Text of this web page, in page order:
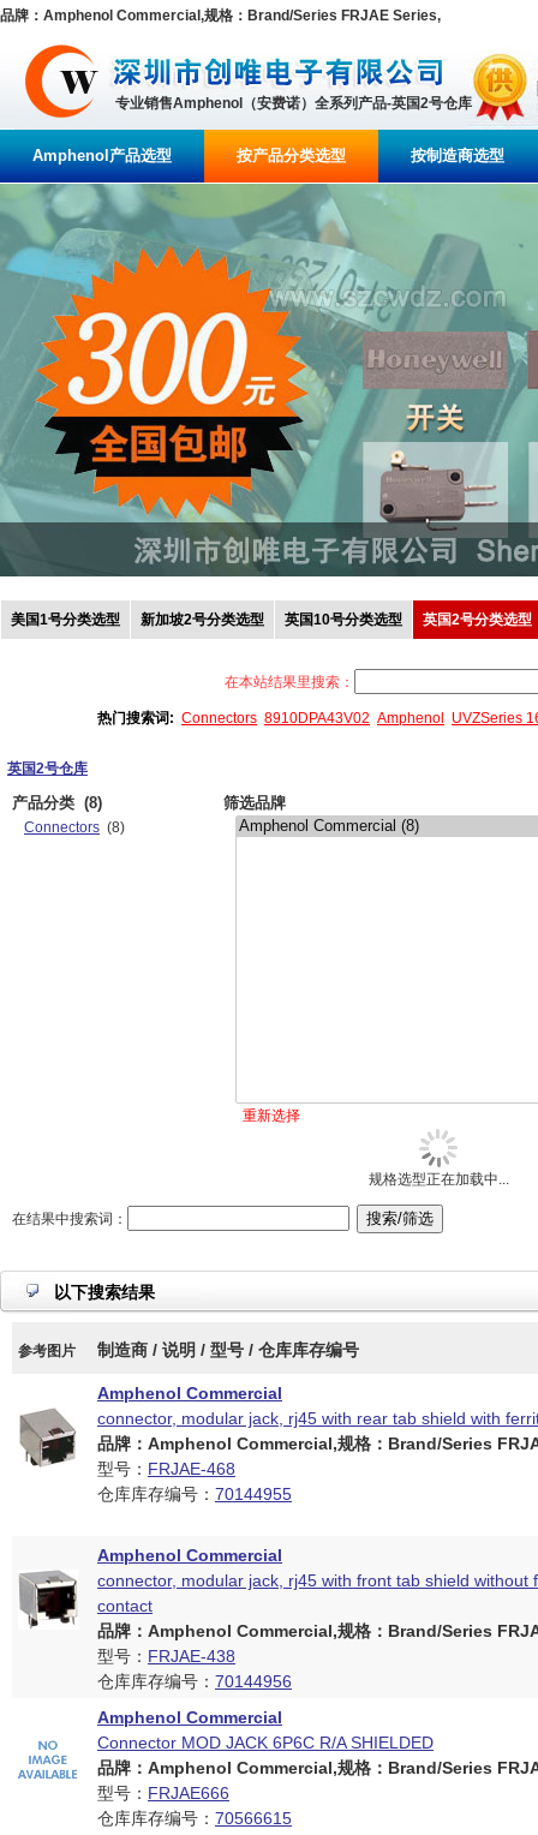
品牌：Amphenol Commercial,规格：Brand/Series FRJAE Series,
专业销售Amphenol（安费诺）全系列产品-英国2号仓库
Amphenol产品选型 按产品分类选型 按制造商选型
美国1号分类选型 新加坡2号分类选型 英国10号分类选型 英国2号分类选型
在本站结果里搜索：
热门搜索词: Connectors 8910DPA43V02 Amphenol UVZSeries
英国2号仓库
产品分类 (8)
Connectors (8)
筛选品牌
重新选择
规格选型正在加载中...
在结果中搜索词：
以下搜索结果
参考图片 制造商 / 说明 / 型号 / 仓库库存编号
Amphenol Commercial
connector, modular jack, rj45 with rear tab shield with
品牌：Amphenol Commercial,规格：Brand/Series
型号： FRJAE-468
仓库库存编号： 70144955
Amphenol Commercial
connector, modular jack, rj45 with front tab shield without
contact
品牌：Amphenol Commercial,规格：Brand/Series
型号： FRJAE-438
仓库库存编号： 70144956
Amphenol Commercial
Connector MOD JACK 6P6C R/A SHIELDED
品牌：Amphenol Commercial,规格：Brand/Series
型号： FRJAE666
仓库库存编号： 70566615